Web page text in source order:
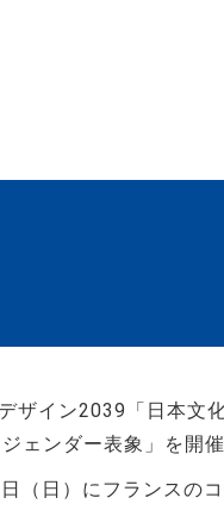
ザイン2039「日本文
ェンダー表象」を開催
（日）にフランスの